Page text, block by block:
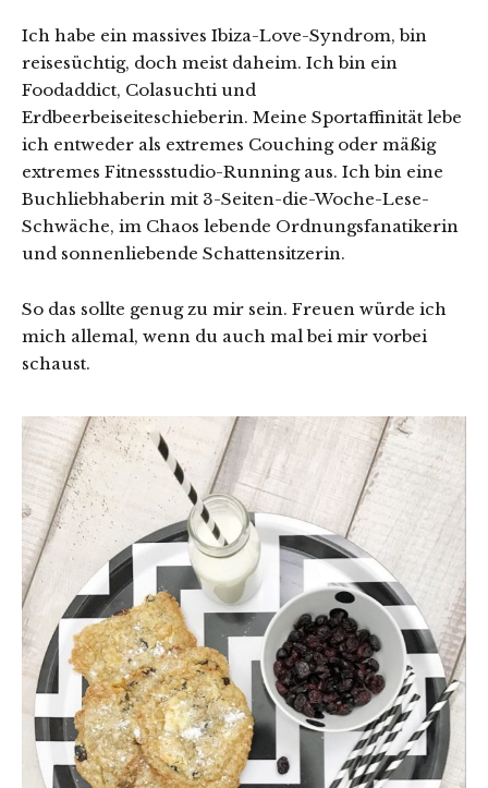
Ich habe ein massives Ibiza-Love-Syndrom, bin
reisesüchtig, doch meist daheim. Ich bin ein
Foodaddict, Colasuchti und
Erdbeerbeiseiteschieberin. Meine Sportaffinität lebe
ich entweder als extremes Couching oder mäßig
extremes Fitnessstudio-Running aus. Ich bin eine
Buchliebhaberin mit 3-Seiten-die-Woche-Lese-
Schwäche, im Chaos lebende Ordnungsfanatikerin
und sonnenliebende Schattensitzerin.
So das sollte genug zu mir sein. Freuen würde ich
mich allemal, wenn du auch mal bei mir vorbei
schaust.